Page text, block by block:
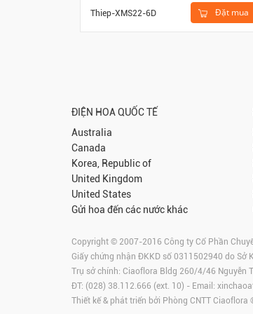
Đặt mua
Thiep-XMS22-6D
ĐIỆN HOA QUỐC TẾ
Australia
Canada
Korea, Republic of
United Kingdom
United States
Gửi hoa đến các nước khác
Copyright © 2007-2016 Công ty Cổ Phần
Giấy chứng nhận ĐKKD số 0311502940 do Sở
Trụ sở chính: Ciaoflora Bldg 260/4/46 Nguyễn
ĐT: (028) 38.112.666 (ext. 10) - Email:
Thiết kế & phát triển bởi Phòng CNTT